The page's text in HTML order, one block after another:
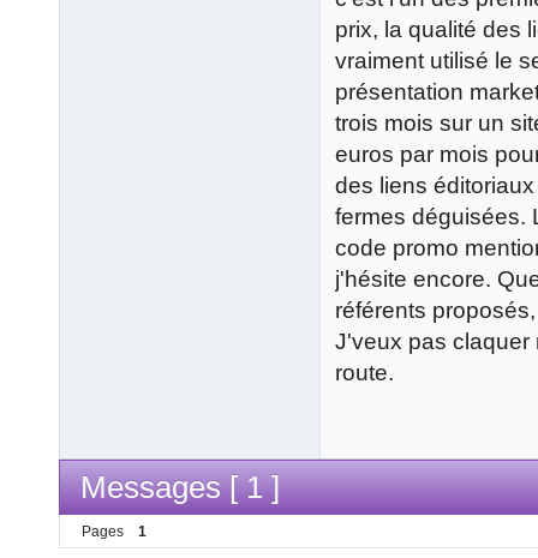
prix, la qualité des
vraiment utilisé le
présentation
trois mois sur un
euros par mois
des liens
fermes déguisées.
code promo
j'hésite encore.
référents
J'veux pas claquer
route.
Messages [ 1 ]
Pages 1